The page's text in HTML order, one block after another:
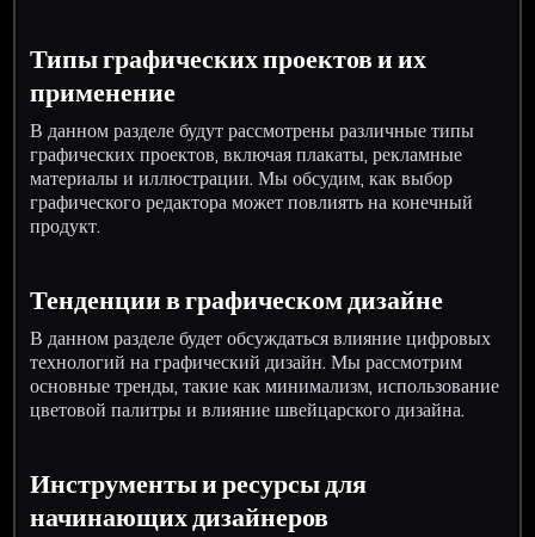
Типы графических проектов и их
применение
В данном разделе будут рассмотрены различные типы
графических проектов, включая плакаты, рекламные
материалы и иллюстрации. Мы обсудим, как выбор
графического редактора может повлиять на конечный
продукт.
Тенденции в графическом дизайне
В данном разделе будет обсуждаться влияние цифровых
технологий на графический дизайн. Мы рассмотрим
основные тренды, такие как минимализм, использование
цветовой палитры и влияние швейцарского дизайна.
Инструменты и ресурсы для
начинающих дизайнеров